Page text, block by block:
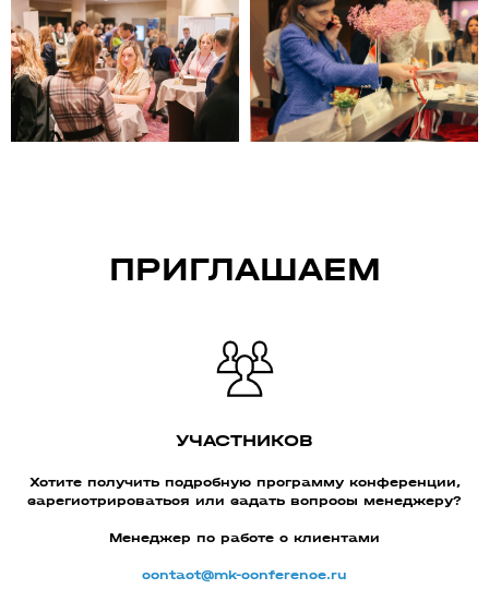
ПРИГЛАШАЕМ
УЧАСТНИКОВ
Хотите получить подробную программу конференции,
зарегистрироваться или задать вопросы менеджеру?
Менеджер по работе с клиентами
contact@mk-conference.ru